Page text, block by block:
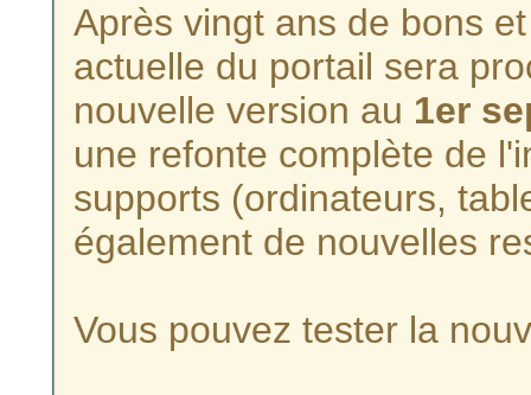
Après vingt ans de bons
actuelle du portail sera
nouvelle version au 1er
une refonte complète de
supports (ordinateurs,
également de nouvelles
Vous pouvez tester la